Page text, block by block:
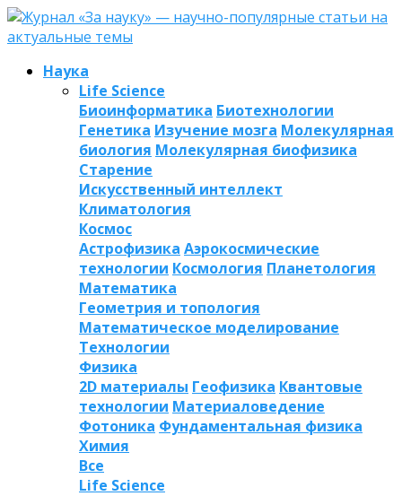
Наука
Life Science
Биоинформатика Биотехнологии
Генетика Изучение мозга Молекулярная
биология Молекулярная биофизика
Старение
Искусственный интеллект
Климатология
Космос
Астрофизика Аэрокосмические
технологии Космология Планетология
Математика
Геометрия и топология
Математическое моделирование
Технологии
Физика
2D материалы Геофизика Квантовые
технологии Материаловедение
Фотоника Фундаментальная физика
Химия
Все
Life Science